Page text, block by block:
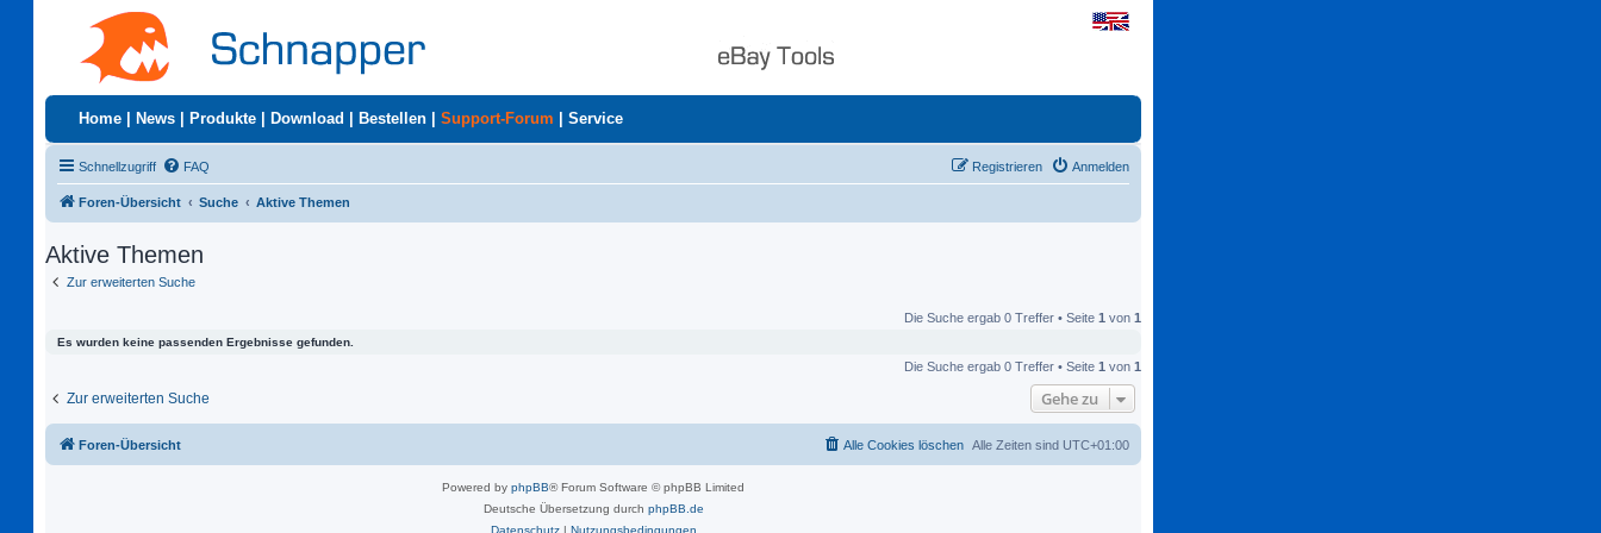
Home News Produkte Download Bestellen Support-Forum Service
Schnellzugriff FAQ Anmelden
Registrieren
Foren-Übersicht Suche Aktive Themen
Aktive Themen
Zur erweiterten Suche
Die Suche ergab 0 Treffer • Seite 1 von 1
Es wurden keine passenden Ergebnisse gefunden.
Die Suche ergab 0 Treffer • Seite 1 von 1
Zur erweiterten Suche Gehe zu
Foren-Übersicht Alle Zeiten sind UTC+01:00
Alle Cookies löschen
Powered by phpBB® Forum Software © phpBB Limited
Deutsche Übersetzung durch phpBB.de
Datenschutz| Nutzungsbedingungen